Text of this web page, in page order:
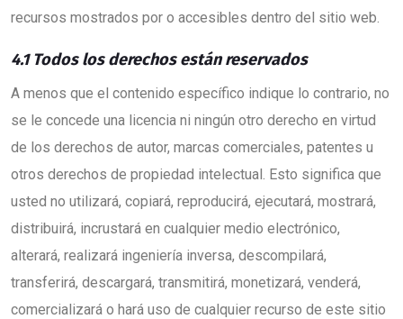
recursos mostrados por o accesibles dentro del sitio web.
4.1 Todos los derechos están reservados
A menos que el contenido específico indique lo contrario, no
se le concede una licencia ni ningún otro derecho en virtud
de los derechos de autor, marcas comerciales, patentes u
otros derechos de propiedad intelectual. Esto significa que
usted no utilizará, copiará, reproducirá, ejecutará, mostrará,
distribuirá, incrustará en cualquier medio electrónico,
alterará, realizará ingeniería inversa, descompilará,
transferirá, descargará, transmitirá, monetizará, venderá,
comercializará o hará uso de cualquier recurso de este sitio